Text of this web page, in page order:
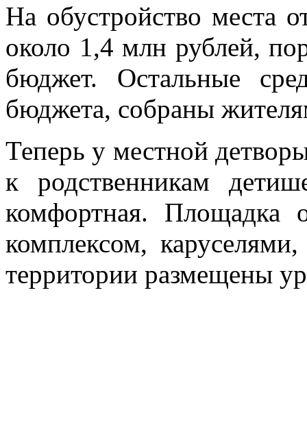
На обустройство места
около 1,4 млн рублей,
бюджет. Остальные
бюджета, собраны
Теперь у местной
к родственникам
комфортная. Площадка
комплексом,
территории размещены